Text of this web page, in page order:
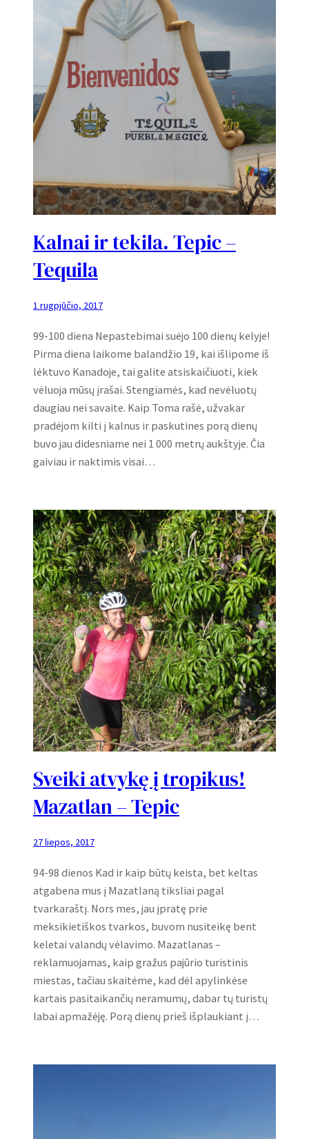
Kalnai ir tekila. Tepic –
Tequila
1 rugpjūčio, 2017
99-100 diena Nepastebimai suėjo 100 dienų kelyje!
Pirma diena laikome balandžio 19, kai išlipome iš
lėktuvo Kanadoje, tai galite atsiskaičiuoti, kiek
vėluoja mūsų įrašai. Stengiamės, kad nevėluotų
daugiau nei savaite. Kaip Toma rašė, užvakar
pradėjom kilti į kalnus ir paskutines porą dienų
buvo jau didesniame nei 1 000 metrų aukštyje. Čia
gaiviau ir naktimis visai…
Sveiki atvykę į tropikus!
Mazatlan – Tepic
27 liepos, 2017
94-98 dienos Kad ir kaip būtų keista, bet keltas
atgabena mus į Mazatlaną tiksliai pagal
tvarkaraštį. Nors mes, jau įpratę prie
meksikietiškos tvarkos, buvom nusiteikę bent
keletai valandų vėlavimo. Mazatlanas –
reklamuojamas, kaip gražus pajūrio turistinis
miestas, tačiau skaitėme, kad dėl apylinkėse
kartais pasitaikančių neramumų, dabar tų turistų
labai apmažėję. Porą dienų prieš išplaukiant į…